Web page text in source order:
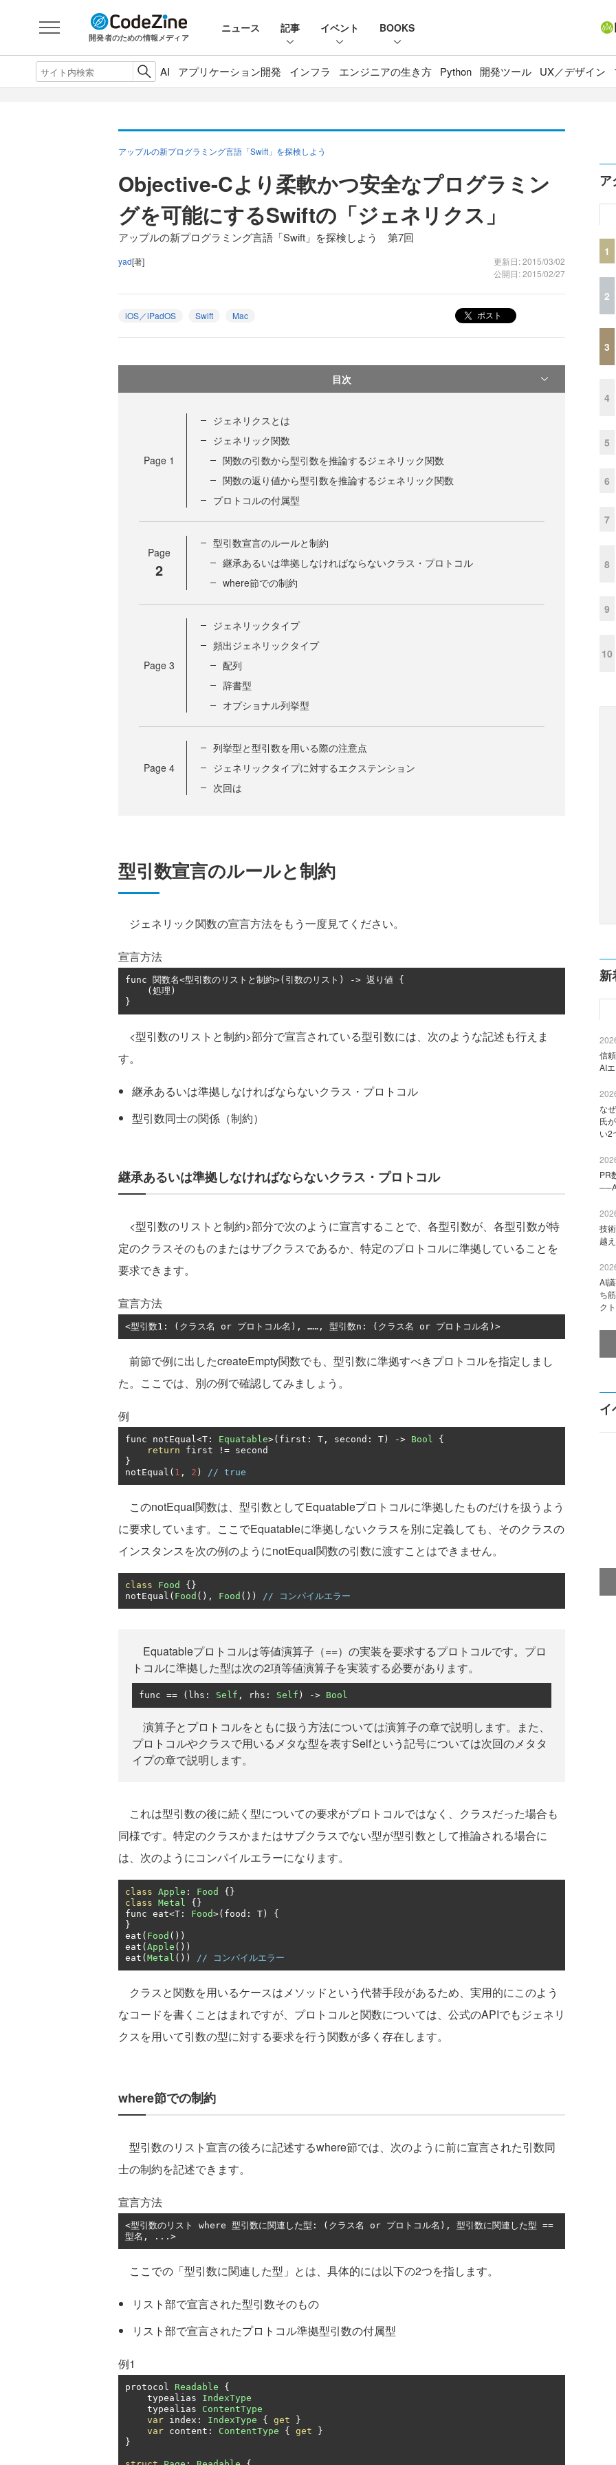
開発者のための情報メディア
ニュース 記事 イベント BOOKS
AI アプリケーション開発 インフラ エンジニアの生き方 Python 開発ツール UX／デザイン
アップルの新プログラミング言語「Swift」を探検しよう
Objective-Cより柔軟かつ安全なプログラミン
グを可能にするSwiftの「ジェネリクス」
アップルの新プログラミング言語「Swift」を探検しよう 第7回
yad[著]
更新日: 2015/03/02
公開日: 2015/02/27
iOS／iPadOS Swift Mac ポスト
目次
Page 1
ジェネリクスとは
ジェネリック関数
関数の引数から型引数を推論するジェネリック関数
関数の返り値から型引数を推論するジェネリック関数
プロトコルの付属型
Page
2
型引数宣言のルールと制約
継承あるいは準拠しなければならないクラス・プロトコル
where節での制約
Page 3
ジェネリックタイプ
頻出ジェネリックタイプ
配列
辞書型
オプショナル列挙型
Page 4
列挙型と型引数を用いる際の注意点
ジェネリックタイプに対するエクステンション
次回は
型引数宣言のルールと制約
ジェネリック関数の宣言方法をもう一度見てください。
宣言方法
func 関数名<型引数のリストと制約>(引数のリスト) -> 返り値 {
(処理)
}
<型引数のリストと制約>部分で宣言されている型引数には、次のような記述も行えま
す。
継承あるいは準拠しなければならないクラス・プロトコル
型引数同士の関係（制約）
継承あるいは準拠しなければならないクラス・プロトコル
<型引数のリストと制約>部分で次のように宣言することで、各型引数が、各型引数が特
定のクラスそのものまたはサブクラスであるか、特定のプロトコルに準拠していることを
要求できます。
宣言方法
<型引数1: (クラス名 or プロトコル名), ……, 型引数n: (クラス名 or プロトコル名)>
前節で例に出したcreateEmpty関数でも、型引数に準拠すべきプロトコルを指定しまし
た。ここでは、別の例で確認してみましょう。
例
func notEqual<T : Equatable>( first : T , second : T ) -> Bool
{
return first !=
}
notEqual ( 1 , 2 ) // true
このnotEqual関数は、型引数としてEquatableプロトコルに準拠したものだけを扱うよう
に要求しています。ここでEquatableに準拠しないクラスを別に定義しても、そのクラスの
インスタンスを次の例のようにnotEqual関数の引数に渡すことはできません。
class Food
{}
notEqual ( Food (), Food ()) // コンパイルエラー
Equatableプロトコルは等値演算子（==）の実装を要求するプロトコルです。プロ
トコルに準拠した型は次の2項等値演算子を実装する必要があります。
func == ( lhs : Self , rhs : Self ) -> Bool
演算子とプロトコルをともに扱う方法については演算子の章で説明します。また、
プロトコルやクラスで用いるメタな型を表すSelfという記号については次回のメタタ
イプの章で説明します。
これは型引数の後に続く型についての要求がプロトコルではなく、クラスだった場合も
同様です。特定のクラスかまたはサブクラスでない型が型引数として推論される場合に
は、次のようにコンパイルエラーになります。
class Apple : Food
{}
class Metal
{}
func eat<T : Food>( food : T )
{
}
eat ( Food ())
eat ( Apple ())
eat ( Metal ()) // コンパイルエラー
クラスと関数を用いるケースはメソッドという代替手段があるため、実用的にこのよう
なコードを書くことはまれですが、プロトコルと関数については、公式のAPIでもジェネリ
クスを用いて引数の型に対する要求を行う関数が多く存在します。
where節での制約
型引数のリスト宣言の後ろに記述するwhere節では、次のように前に宣言された引数同
士の制約を記述できます。
宣言方法
<型引数のリスト where 型引数に関連した型: (クラス名 or プロトコル名), 型引数に関連した型 ==
型名, ...>
ここでの「型引数に関連した型」とは、具体的には以下の2つを指します。
リスト部で宣言された型引数そのもの
リスト部で宣言されたプロトコル準拠型引数の付属型
例1
protocol Readable
{
    typealias
IndexType
    typealias
ContentType
var index : IndexType { get
}
var content : ContentType { get
}
}
ア
1
2
3
4
5
6
7
8
9
10
新
信
AI
な
氏
い2
PR
技
越
AI
ち
ク
イ